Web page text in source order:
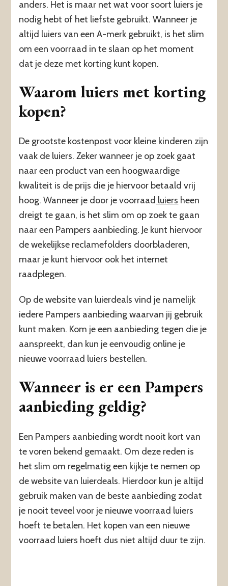
anders. Het is maar net wat voor soort luiers je
nodig hebt of het liefste gebruikt. Wanneer je
altijd luiers van een A-merk gebruikt, is het slim
om een voorraad in te slaan op het moment
dat je deze met korting kunt kopen.
Waarom luiers met korting
kopen?
De grootste kostenpost voor kleine kinderen zijn
vaak de luiers. Zeker wanneer je op zoek gaat
naar een product van een hoogwaardige
kwaliteit is de prijs die je hiervoor betaald vrij
hoog. Wanneer je door je voorraad luiers heen
dreigt te gaan, is het slim om op zoek te gaan
naar een Pampers aanbieding. Je kunt hiervoor
de wekelijkse reclamefolders doorbladeren,
maar je kunt hiervoor ook het internet
raadplegen.
Op de website van luierdeals vind je namelijk
iedere Pampers aanbieding waarvan jij gebruik
kunt maken. Kom je een aanbieding tegen die je
aanspreekt, dan kun je eenvoudig online je
nieuwe voorraad luiers bestellen.
Wanneer is er een Pampers
aanbieding geldig?
Een Pampers aanbieding wordt nooit kort van
te voren bekend gemaakt. Om deze reden is
het slim om regelmatig een kijkje te nemen op
de website van luierdeals. Hierdoor kun je altijd
gebruik maken van de beste aanbieding zodat
je nooit teveel voor je nieuwe voorraad luiers
hoeft te betalen. Het kopen van een nieuwe
voorraad luiers hoeft dus niet altijd duur te zijn.